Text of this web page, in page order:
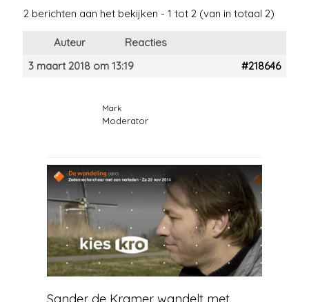
2 berichten aan het bekijken - 1 tot 2 (van in totaal 2)
Auteur
Reacties
3 maart 2018 om 13:19
#218646
Mark
Moderator